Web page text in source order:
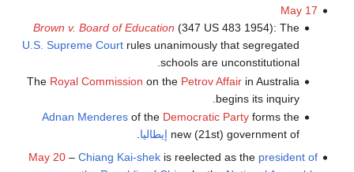
May 17
Brown v. Board of Education (347 US 483 1954): The
U.S. Supreme Court rules unanimously that segregated
schools are unconstitutional.
The Royal Commission on the Petrov Affair in Australia
begins its inquiry.
Adnan Menderes of the Democratic Party forms the
new (21st) government of إيطاليا.
May 20– Chiang Kai-shekis reelected as the president of